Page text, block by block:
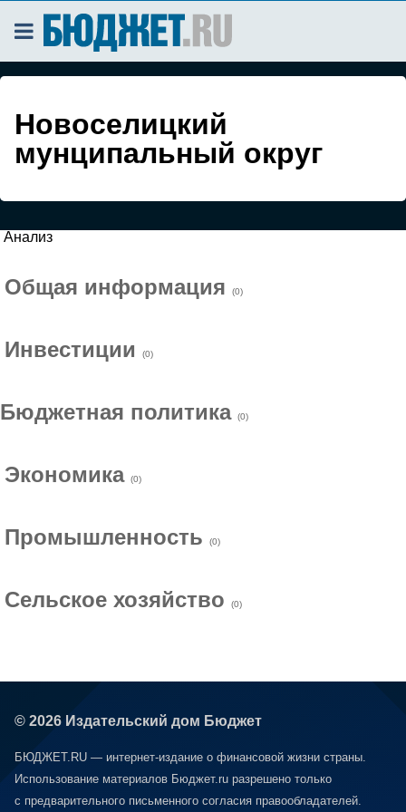
Новоселицкий
мунципальный округ
Анализ
Общая информация (0)
Инвестиции (0)
Бюджетная политика (0)
Экономика (0)
Промышленность (0)
Сельское хозяйство (0)
© 2026 Издательский дом Бюджет
БЮДЖЕТ.RU — интернет-издание о финансовой жизни страны.
Использование материалов Бюджет.ru разрешено только
с предварительного письменного согласия правообладателей.